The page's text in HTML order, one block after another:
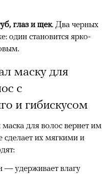
глаз и щек. Два черных
один становится ярко-
маску для
с
и гибискусом
для волос вернет им
сделает их мягкими и
— удерживает влагу